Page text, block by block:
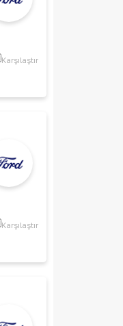
Karşılaştır
Karşılaştır